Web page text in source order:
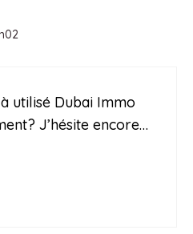
utilisé Dubai Immo
J’hésite encore…